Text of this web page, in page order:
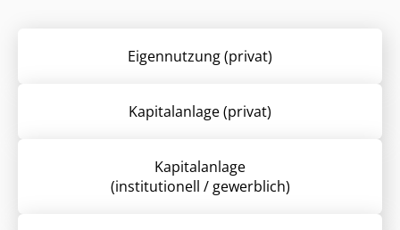
Eigennutzung (privat)
Kapitalanlage (privat)
Kapitalanlage
(institutionell / gewerblich)